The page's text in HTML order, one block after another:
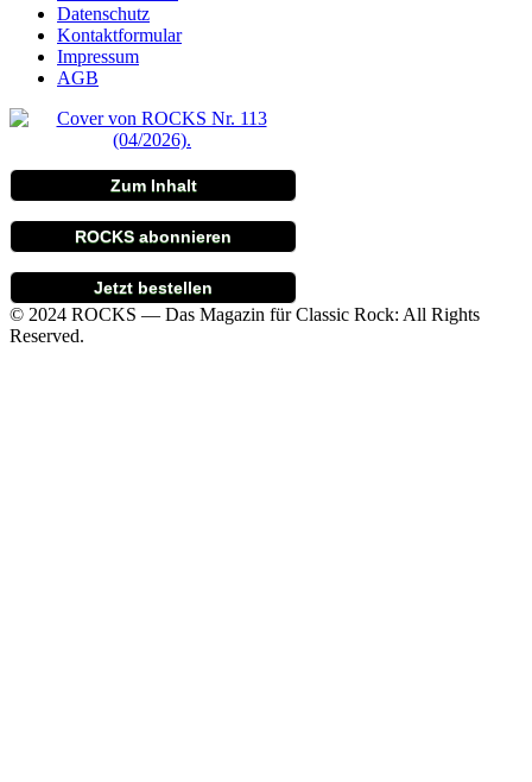
Datenschutz
Kontaktformular
Impressum
AGB
Zum Inhalt
ROCKS abonnieren
Jetzt bestellen
© 2024 ROCKS — Das Magazin für Classic Rock: All Rights
Reserved.